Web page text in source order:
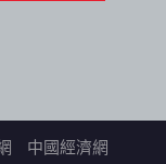
中國經濟網